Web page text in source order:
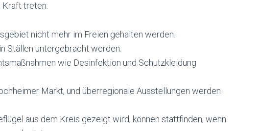
Kraft treten:
nicht mehr im Freien gehalten werden.
Ställen untergebracht werden.
wie Desinfektion und Schutzkleidung
Markt, und überregionale Ausstellungen werden
aus dem Kreis gezeigt wird, können stattfinden, wenn